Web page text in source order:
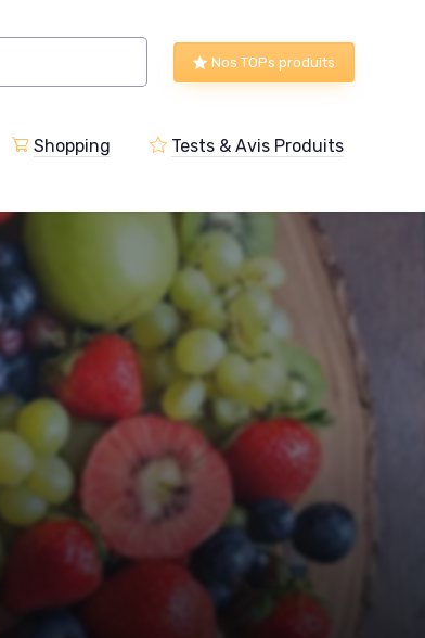
Nos TOPs produits
Shopping Tests & Avis Produits